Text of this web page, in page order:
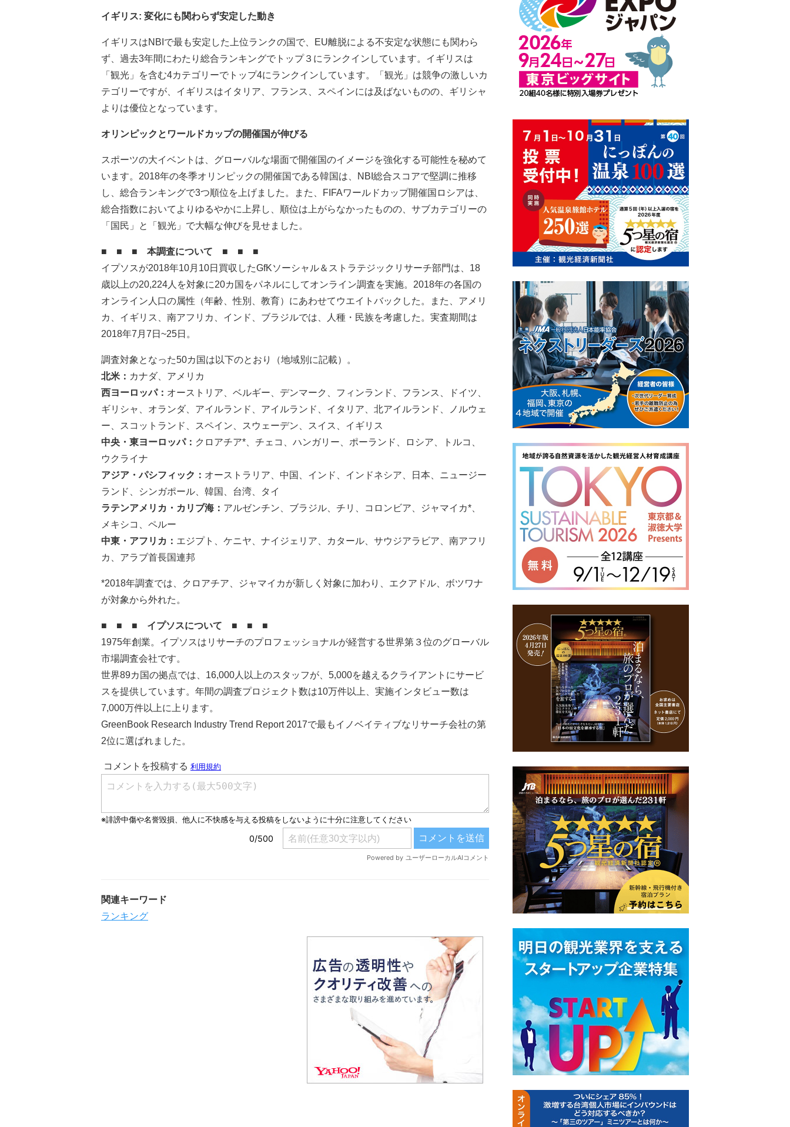
イギリス: 変化にも関わらず安定した動き
イギリスはNBIで最も安定した上位ランクの国で、EU離脱による不安定な状態にも関わら
ず、過去3年間にわたり総合ランキングでトップ３にランクインしています。イギリスは
「観光」を含む4カテゴリーでトップ4にランクインしています。「観光」は競争の激しいカ
テゴリーですが、イギリスはイタリア、フランス、スペインには及ばないものの、ギリシャ
よりは優位となっています。
オリンピックとワールドカップの開催国が伸びる
スポーツの大イベントは、グローバルな場面で開催国のイメージを強化する可能性を秘めて
います。2018年の冬季オリンピックの開催国である韓国は、NBI総合スコアで堅調に推移
し、総合ランキングで3つ順位を上げました。また、FIFAワールドカップ開催国ロシアは、
総合指数においてよりゆるやかに上昇し、順位は上がらなかったものの、サブカテゴリーの
「国民」と「観光」で大幅な伸びを見せました。
■ ■ ■ 本調査について ■ ■ ■
イプソスが2018年10月10日買収したGfKソーシャル＆ストラテジックリサーチ部門は、18
歳以上の20,224人を対象に20カ国をパネルにしてオンライン調査を実施。2018年の各国の
オンライン人口の属性（年齢、性別、教育）にあわせてウエイトバックした。また、アメリ
カ、イギリス、南アフリカ、インド、ブラジルでは、人種・民族を考慮した。実査期間は
2018年7月7日~25日。
調査対象となった50カ国は以下のとおり（地域別に記載）。
北米： カナダ、アメリカ
西ヨーロッパ： オーストリア、ベルギー、デンマーク、フィンランド、フランス、ドイツ、
ギリシャ、オランダ、アイルランド、アイルランド、イタリア、北アイルランド、ノルウェ
ー、スコットランド、スペイン、スウェーデン、スイス、イギリス
中央・東ヨーロッパ： クロアチア*、チェコ、ハンガリー、ポーランド、ロシア、トルコ、
ウクライナ
アジア・パシフィック： オーストラリア、中国、インド、インドネシア、日本、ニュージー
ランド、シンガポール、韓国、台湾、タイ
ラテンアメリカ・カリブ海： アルゼンチン、ブラジル、チリ、コロンビア、ジャマイカ*、
メキシコ、ペルー
中東・アフリカ： エジプト、ケニヤ、ナイジェリア、カタール、サウジアラビア、南アフリ
カ、アラブ首長国連邦
*2018年調査では、クロアチア、ジャマイカが新しく対象に加わり、エクアドル、ボツワナ
が対象から外れた。
■ ■ ■ イプソスについて ■ ■ ■
1975年創業。イプソスはリサーチのプロフェッショナルが経営する世界第３位のグローバル
市場調査会社です。
世界89カ国の拠点では、16,000人以上のスタッフが、5,000を越えるクライアントにサービ
スを提供しています。年間の調査プロジェクト数は10万件以上、実施インタビュー数は
7,000万件以上に上ります。
GreenBook Research Industry Trend Report 2017で最もイノベイティブなリサーチ会社の第
2位に選ばれました。
関連キーワード
ランキング